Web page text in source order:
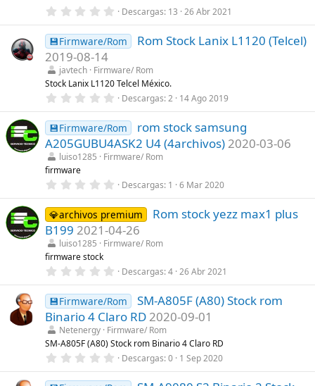
l
a
(
s
0
0
0
e
t
r
e
l
a
(
s
)
Descargas 13 26 Abr 2021
💾Firmware/Rom
Rom Stock Lanix L1120 (Telcel)
2019-08-14
javtech Firmware/ Rom
Stock Lanix L1120 Telcel México.
0
0
0
e
s
t
l
a
(
s
)
Descargas 2 14 Ago 2019
💾Firmware/Rom
rom stock samsung
A205GUBU4ASK2 U4 (4archivos) 2020-03-06
luiso1285
Firmware/ Rom
firmware
0
0
0
e
s
t
l
a
(
s
)
Descargas 1 6 Mar 2020
💎archivos premium
Rom stock yezz max1 plus
B199 2021-04-26
luiso1285
Firmware/ Rom
firmware stock
0
0
0
e
s
t
r
e
l
a
Descargas 4 26 Abr 2021
💾Firmware/Rom
SM-A805F (A80) Stock rom
Binario 4 Claro RD 2020-09-01
Netenergy Firmware/ Rom
SM-A805F (A80) Stock rom Binario 4 Claro RD
0
0
Descargas 0 1 Sep 2020